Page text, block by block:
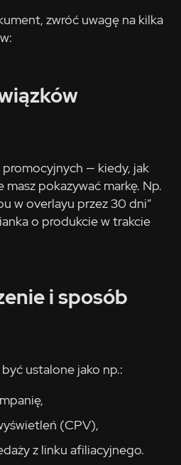
zwróć uwagę na kilka
promocyjnych — kiedy, jak
pokazywać markę. Np.
w overlayu przez 30 dni”
o produkcie w trakcie
i sposób
ustalone jako np.:
(CPV),
z linku afiliacyjnego.